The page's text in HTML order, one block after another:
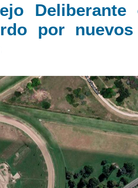
Deliberante
por nuevos